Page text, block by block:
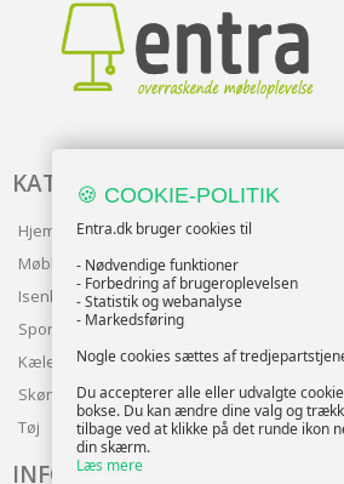
KATALOG
Hjem & Have
Møbler
Isenkram
Sport
Kæledyr
Skønhed
Tøj
INFO
🍪 COOKIE-POLITIK
Entra.dk bruger cookies til
- Nødvendige funktioner
- Forbedring af brugeroplevelsen
- Statistik og webanalyse
- Markedsføring
Nogle cookies sættes af
Du accepterer alle eller udvalgte
bokse. Du kan ændre dine valg og
tilbage ved at klikke på det runde ikon
din skærm.
Læs mere